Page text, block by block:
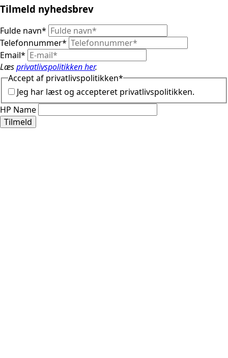
Tilmeld nyhedsbrev
Fulde navn*
Telefonnummer*
Email*
Læsprivatlivspolitikken her.
Accept af privatlivspolitikken*
Jeg har læst og accepteret privatlivspolitikken.
HP Name
Tilmeld